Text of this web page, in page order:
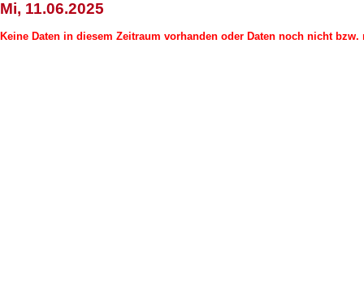
Mi, 11.06.2025
Keine Daten in diesem Zeitraum vorhanden oder Daten noch nicht